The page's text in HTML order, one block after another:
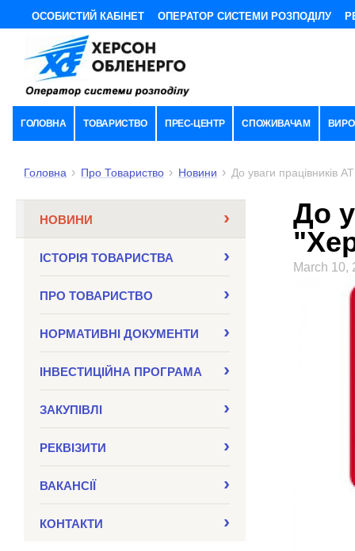
ОСОБИСТИЙ КАБІНЕТ ОПЕРАТОР СИСТЕМИ РОЗПОДІЛУ
ГОЛОВНА ТОВАРИСТВО ПРЕС-ЦЕНТР СПОЖИВАЧАМ
Головна Про Товариство Новини До уваги працівників
НОВИНИ
ІСТОРІЯ ТОВАРИСТВА
ПРО ТОВАРИСТВО
НОРМАТИВНI ДОКУМЕНТИ
ІНВЕСТИЦІЙНА ПРОГРАМА
ЗАКУПIВЛI
РЕКВІЗИТИ
ВАКАНСІЇ
КОНТАКТИ
До
March 10,